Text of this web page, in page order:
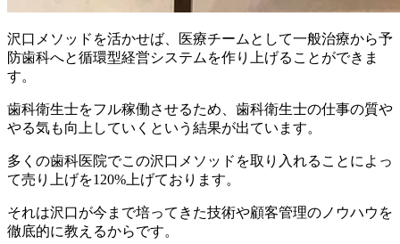
沢口メソッドを活かせば、医療チームとして一般治療から予
防歯科へと循環型経営システムを作り上げることができま
す。
歯科衛生士をフル稼働させるため、歯科衛生士の仕事の質や
やる気も向上していくという結果が出ています。
多くの歯科医院でこの沢口メソッドを取り入れることによっ
て売り上げを120%上げております。
それは沢口が今まで培ってきた技術や顧客管理のノウハウを
徹底的に教えるからです。